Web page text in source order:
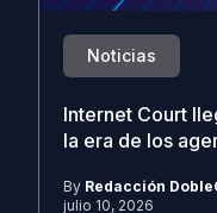
Noticias
Internet Court
la era de los
By Redacción
julio 10, 2026